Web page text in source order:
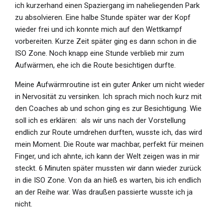
ich kurzerhand einen Spaziergang im naheliegenden Park
zu absolvieren. Eine halbe Stunde später war der Kopf
wieder frei und ich konnte mich auf den Wettkampf
vorbereiten. Kurze Zeit später ging es dann schon in die
ISO Zone. Noch knapp eine Stunde verblieb mir zum
Aufwärmen, ehe ich die Route besichtigen durfte.
Meine Aufwärmroutine ist ein guter Anker um nicht wieder
in Nervosität zu versinken. Ich sprach mich noch kurz mit
den Coaches ab und schon ging es zur Besichtigung. Wie
soll ich es erklären: als wir uns nach der Vorstellung
endlich zur Route umdrehen durften, wusste ich, das wird
mein Moment. Die Route war machbar, perfekt für meinen
Finger, und ich ahnte, ich kann der Welt zeigen was in mir
steckt. 6 Minuten später mussten wir dann wieder zurück
in die ISO Zone. Von da an hieß es warten, bis ich endlich
an der Reihe war. Was draußen passierte wusste ich ja
nicht.